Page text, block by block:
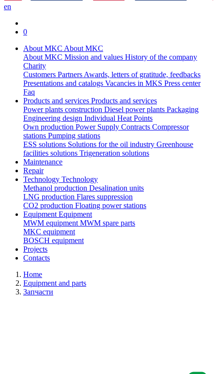
en
0
About MKC About MKC
About MKC Mission and values History of the company
Charity
Customers PartnersAwards, letters of gratitude, feedbacks
Presentations and catalogs Vacancies in MKS Press center
Faq
Products and services Products and services
Power plants construction Diesel power plants Packaging
Engineering design Individual Heat Points
Own production Power Supply Contracts Compressor
stations Pumping stations
ESS solutions Solutions for the oil industry Greenhouse
facilities solutions Trigeneration solutions
Maintenance
Repair
Technology Technology
Methanol production Desalination units
LNG production Flares suppression
СО2 production Floating power stations
EquipmentEquipment
MWM equipmentMWM spare parts
MKC equipment
BOSCH equipment
Projects
Contacts
Home
Equipment and parts
Запчасти